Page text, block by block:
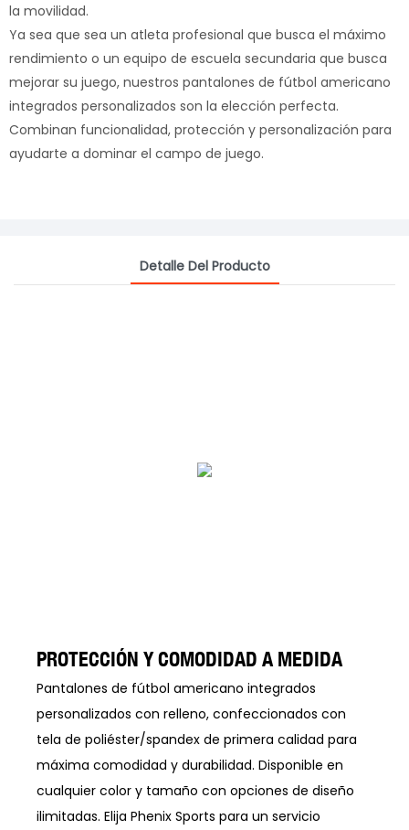
la movilidad.
Ya sea que sea un atleta profesional que busca el máximo
rendimiento o un equipo de escuela secundaria que busca
mejorar su juego, nuestros pantalones de fútbol americano
integrados personalizados son la elección perfecta.
Combinan funcionalidad, protección y personalización para
ayudarte a dominar el campo de juego.
Detalle Del Producto
PROTECCIÓN Y COMODIDAD A MEDIDA
Pantalones de fútbol americano integrados
personalizados con relleno, confeccionados con
tela de poliéster/spandex de primera calidad para
máxima comodidad y durabilidad. Disponible en
cualquier color y tamaño con opciones de diseño
ilimitadas. Elija Phenix Sports para un servicio